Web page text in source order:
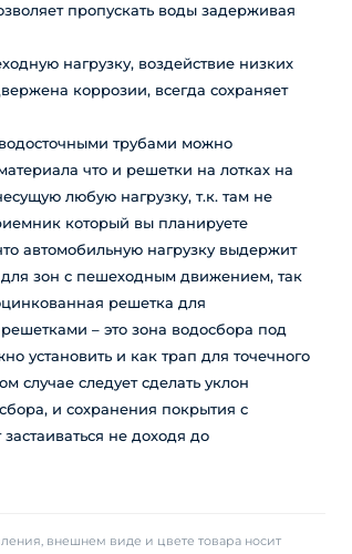
пропускать воды задерживая
нагрузку, воздействие низких
коррозии, всегда сохраняет
трубами можно
что и решетки на лотках на
любую нагрузку, т.к. там не
который вы планируете
автомобильную нагрузку выдержит
для зон с пешеходным движением, так
решетка для
– это зона водосбора под
установить и как трап для точечного
случае следует сделать уклон
и сохранения покрытия с
не доходя до
внешнем виде и цвете товара носит